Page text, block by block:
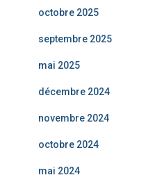
octobre 2025
septembre 2025
mai 2025
décembre 2024
novembre 2024
octobre 2024
mai 2024